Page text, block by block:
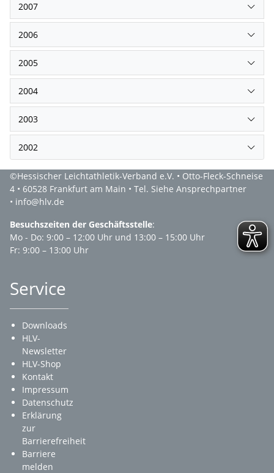
2007
2006
2005
2004
2003
2002
©Hessischer Leichtathletik-Verband e.V. • Otto-Fleck-Schneise
4 • 60528 Frankfurt am Main • Tel. Siehe Ansprechpartner
• info@hlv.de
Besuchszeiten der Geschäftsstelle:
Mo - Do: 9:00 – 12:00 Uhr und 13:00 – 15:00 Uhr
Fr: 9:00 – 13:00 Uhr
Service
Downloads
HLV-
Newsletter
HLV-Shop
Kontakt
Impressum
Datenschutz
Erklärung
zur
Barrierefreiheit
Barriere
melden